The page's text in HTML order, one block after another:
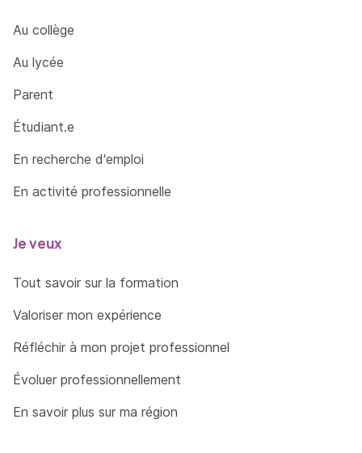
Au collège
Au lycée
Parent
Étudiant.e
En recherche d'emploi
En activité professionnelle
Je veux
Tout savoir sur la formation
Valoriser mon expérience
Réfléchir à mon projet professionnel
Évoluer professionnellement
En savoir plus sur ma région